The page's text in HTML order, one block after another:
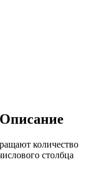
количество
столбца